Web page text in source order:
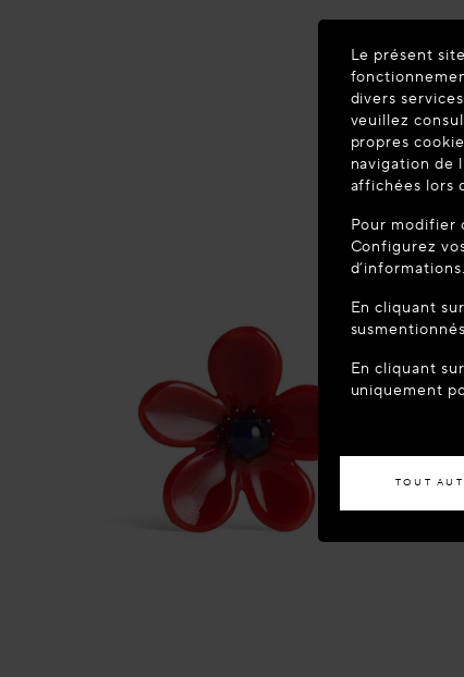
Vous
votre
Si vous
Le présent
divers
veuillez
propres
navigation de
affichées lors
Pour modifier
Configurez
d’informations.
En cliquant
En cliquant
uniquement
TOUT